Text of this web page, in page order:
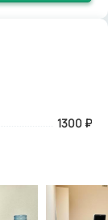
1300 ₽